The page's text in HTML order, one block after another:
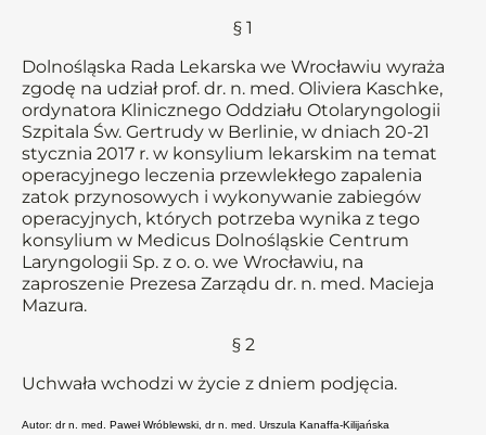
§ 1
Dolnośląska Rada Lekarska we Wrocławiu wyraża
zgodę na udział prof. dr. n. med. Oliviera Kaschke,
ordynatora Klinicznego Oddziału Otolaryngologii
Szpitala Św. Gertrudy w Berlinie, w dniach 20-21
stycznia 2017 r. w konsylium lekarskim na temat
operacyjnego leczenia przewlekłego zapalenia
zatok przynosowych i wykonywanie zabiegów
operacyjnych, których potrzeba wynika z tego
konsylium w Medicus Dolnośląskie Centrum
Laryngologii Sp. z o. o. we Wrocławiu, na
zaproszenie Prezesa Zarządu dr. n. med. Macieja
Mazura.
§ 2
Uchwała wchodzi w życie z dniem podjęcia.
Autor: dr n. med. Paweł Wróblewski, dr n. med. Urszula Kanaffa-Kilijańska